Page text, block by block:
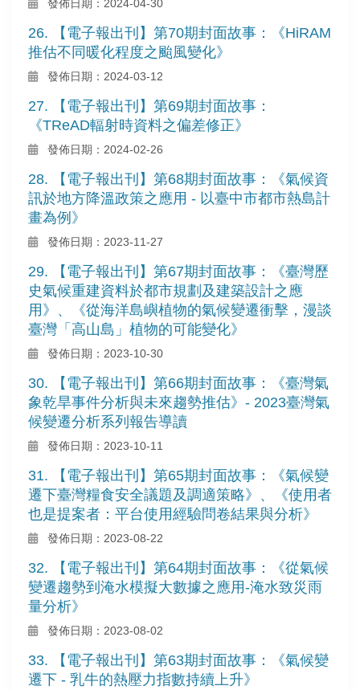
發佈日期：2024-04-30
26. 【電子報出刊】第70期封面故事：《HiRAM
推估不同暖化程度之颱風變化》
發佈日期：2024-03-12
27. 【電子報出刊】第69期封面故事：
《TReAD輻射時資料之偏差修正》
發佈日期：2024-02-26
28. 【電子報出刊】第68期封面故事：《氣候資
訊於地方降溫政策之應用 - 以臺中市都市熱島計
畫為例》
發佈日期：2023-11-27
29. 【電子報出刊】第67期封面故事：《臺灣歷
史氣候重建資料於都市規劃及建築設計之應
用》、《從海洋島嶼植物的氣候變遷衝擊，漫談
臺灣「高山島」植物的可能變化》
發佈日期：2023-10-30
30. 【電子報出刊】第66期封面故事：《臺灣氣
象乾旱事件分析與未來趨勢推估》- 2023臺灣氣
候變遷分析系列報告導讀
發佈日期：2023-10-11
31. 【電子報出刊】第65期封面故事：《氣候變
遷下臺灣糧食安全議題及調適策略》、《使用者
也是提案者：平台使用經驗問卷結果與分析》
發佈日期：2023-08-22
32. 【電子報出刊】第64期封面故事：《從氣候
變遷趨勢到淹水模擬大數據之應用-淹水致災雨
量分析》
發佈日期：2023-08-02
33. 【電子報出刊】第63期封面故事：《氣候變
遷下 - 乳牛的熱壓力指數持續上升》